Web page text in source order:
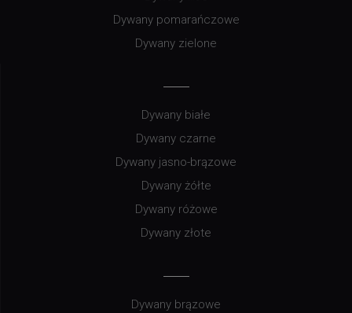
Dywany pomarańczowe
Dywany zielone
Dywany białe
Dywany czarne
Dywany jasno-brązowe
Dywany żółte
Dywany różowe
Dywany złote
Dywany brązowe